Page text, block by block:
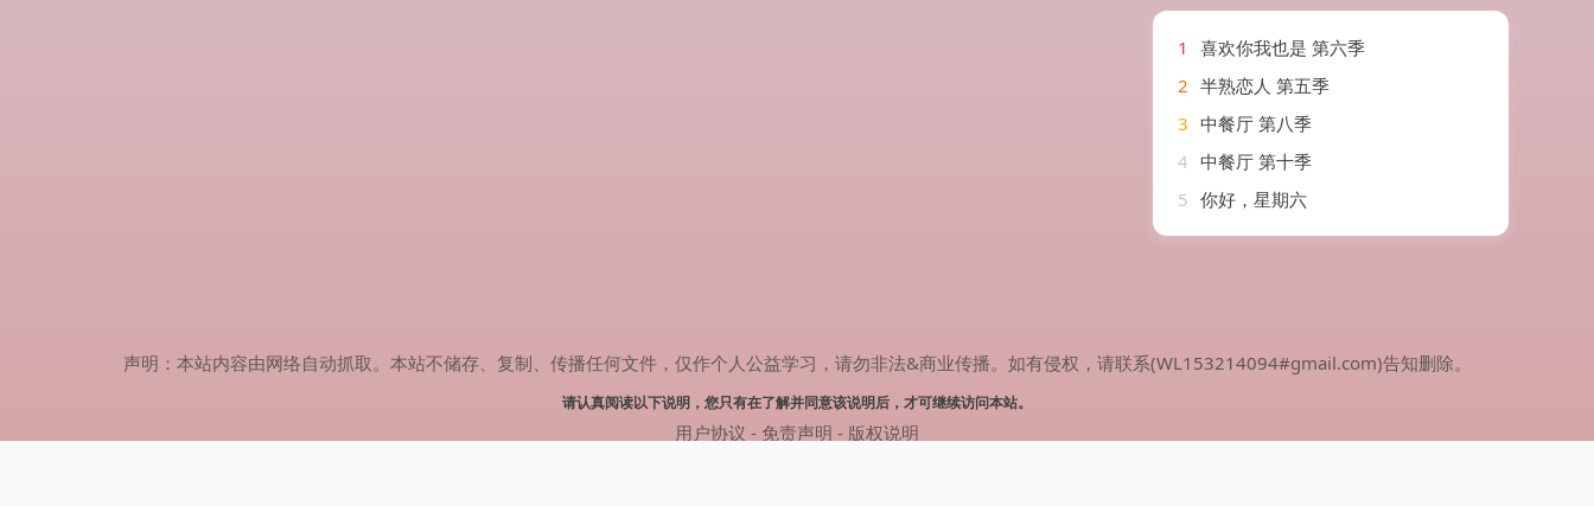
1
喜欢你我也是 第六季
2 半熟恋人 第五季
3 中餐厅 第八季
4 中餐厅 第十季
5 你好，星期六
声明：本站内容由网络自动抓取。本站不储存、复制、传播任何文件，仅作个人公益学习，请勿非法&商业传播。如有侵权，请联系(WL153214094#gmail.com)告知删除。
请认真阅读以下说明，您只有在了解并同意该说明后，才可继续访问本站。
用户协议 - 免责声明 - 版权说明